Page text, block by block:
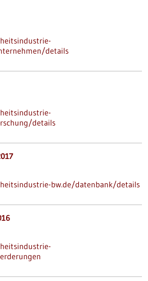
details
details
bw.de/datenbank/details